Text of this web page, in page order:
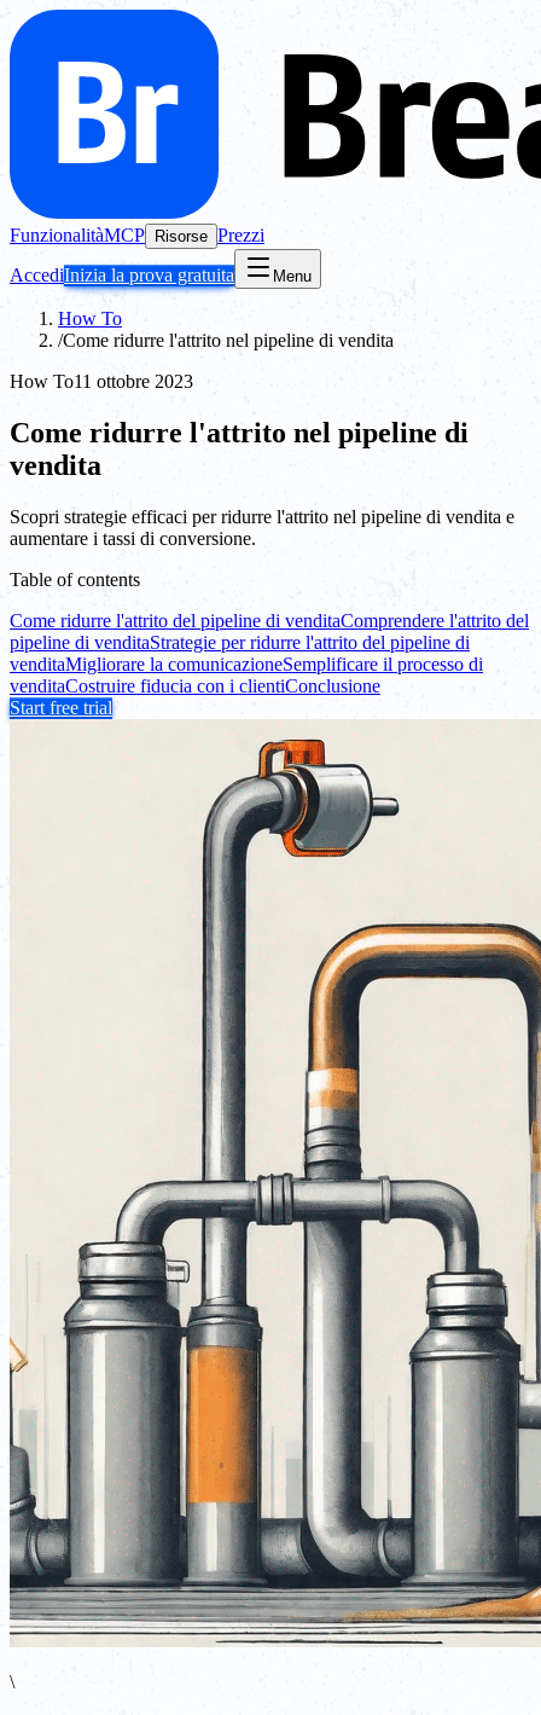
FunzionalitàMCP Risorse Prezzi
AccediInizia la prova gratuita Menu
How To
/Come ridurre l'attrito nel pipeline di vendita
How To11 ottobre 2023
Come ridurre l'attrito nel pipeline di
vendita
Scopri strategie efficaci per ridurre l'attrito nel pipeline di vendita e
aumentare i tassi di conversione.
Table of contents
Come ridurre l'attrito del pipeline di venditaComprendere l'attrito del
pipeline di venditaStrategie per ridurre l'attrito del pipeline di
venditaMigliorare la comunicazioneSemplificare il processo di
venditaCostruire fiducia con i clientiConclusione
Start free trial
\